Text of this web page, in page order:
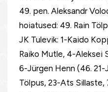
49. pen. Aleksandr
hoiatused: 49. Rain
JK Tulevik: 1-Kaido
Raiko Mutle, 4-Aleksei
6-Jürgen Henn (46. 21-
Tölpus, 23-Ats Sillaste,